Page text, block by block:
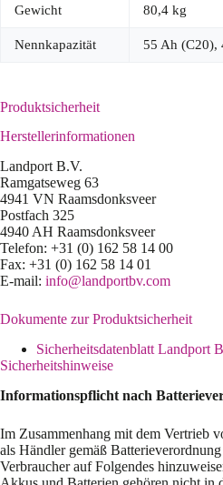
Gewicht 80,4 kg
Nennkapazität 55 Ah (C20),
Produktsicherheit
Herstellerinformationen
Landport B.V.
Ramgatseweg 63
4941 VN Raamsdonksveer
Postfach 325
4940 AH Raamsdonksveer
Telefon: +31 (0) 162 58 14 00
Fax: +31 (0) 162 58 14 01
E-mail: info@landportbv.com
Dokumente zur Produktsicherheit
Sicherheitsdatenblatt Landport
Sicherheitshinweise
Informationspflicht nach
Im Zusammenhang mit dem Vertrieb
als Händler gemäß
Verbraucher auf Folgendes